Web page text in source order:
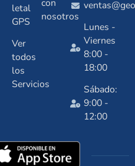
letal
GPS
Ver
todos
los
Servicios
con
nosotros
Lunes -
Viernes
8:00 -
18:00
Sábado:
9:00 -
12:00